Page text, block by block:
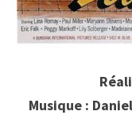
Musique :